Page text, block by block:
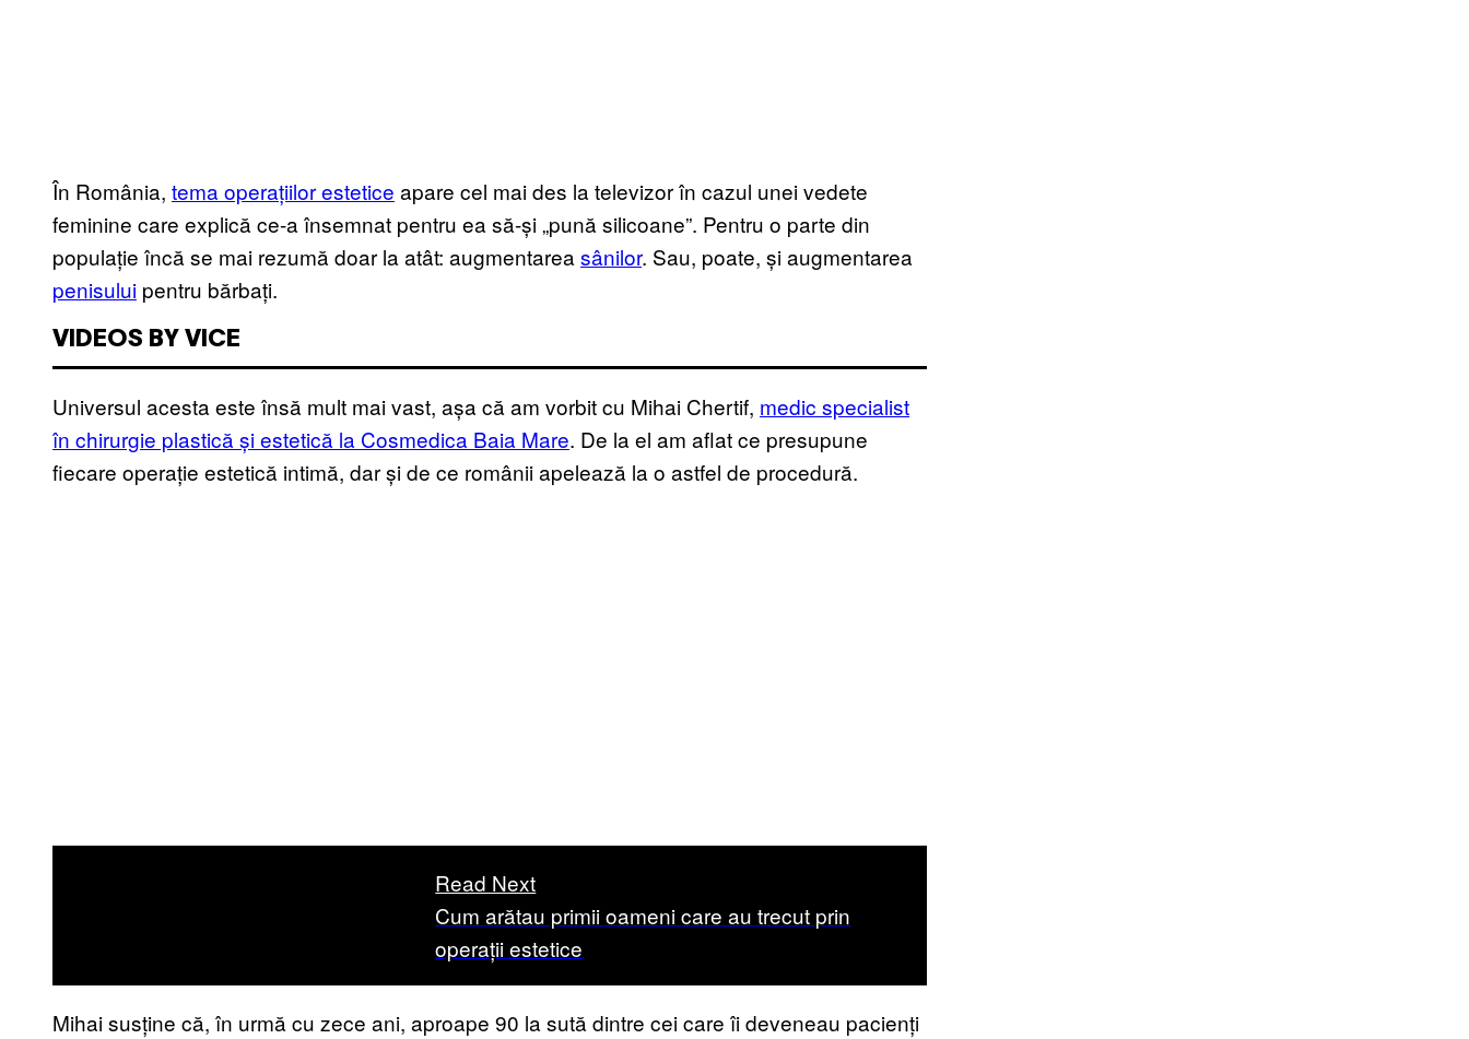
În România, tema operațiilor estetice apare cel mai des la televizor în cazul unei vedete
feminine care explică ce-a însemnat pentru ea să-și „pună silicoane”. Pentru o parte din
populație încă se mai rezumă doar la atât: augmentarea sânilor. Sau, poate, și augmentarea
penisului pentru bărbați.
VIDEOS BY VICE
Universul acesta este însă mult mai vast, așa că am vorbit cu Mihai Chertif, medic specialist
în chirurgie plastică și estetică la Cosmedica Baia Mare. De la el am aflat ce presupune
fiecare operație estetică intimă, dar și de ce românii apelează la o astfel de procedură.
Read Next
Cum arătau primii oameni care au trecut prin
operații estetice
Mihai susține că, în urmă cu zece ani, aproape 90 la sută dintre cei care îi deveneau pacienți